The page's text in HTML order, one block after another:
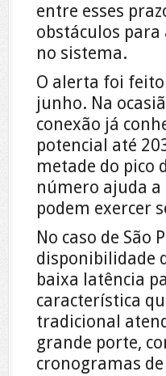
entre esses
obstáculos
no sistema.
O alerta foi
junho. Na
conexão já
potencial até
metade do pico
número ajuda a
podem exercer
No caso de São
disponibilidade
baixa latência
característica
tradicional
grande porte,
cronogramas